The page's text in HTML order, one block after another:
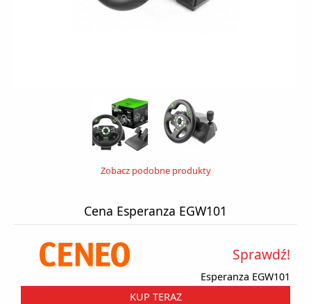
Zobacz podobne produkty
Cena Esperanza EGW101
Esperanza EGW101
Sprawdź!
KUP TERAZ